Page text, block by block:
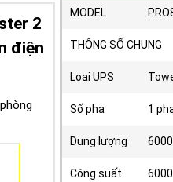
2
điện
MODEL
THÔNG SỐ CHUNG
Loại UPS
Số pha 1
Dung lượng
Công suất